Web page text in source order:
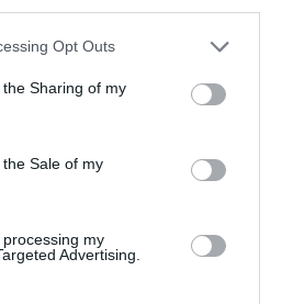
app uses one or more Google
usage behaviour. You may click to
Google and its third-party tags to
purposes in below Google
Opt Outs
Sharing of my
Sale of my
my
Advertising.
Εθνική Νέων
Νέων γυναικών πανηγύρισε τη
πρωτάθλημα δεύτερης